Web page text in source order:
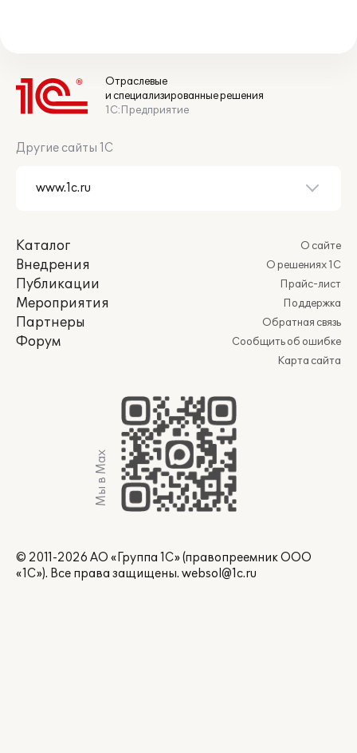
Отраслевые
и специализированные решения
1С:Предприятие
Другие сайты 1С
Каталог
Внедрения
Публикации
Мероприятия
Партнеры
Форум
О сайте
О решениях 1С
Прайс-лист
Поддержка
Обратная связь
Сообщить об ошибке
Карта сайта
Мы в Max
© 2011-2026 АО «Группа 1С» (правопреемник ООО
«1С»). Все права защищены. websol@1c.ru